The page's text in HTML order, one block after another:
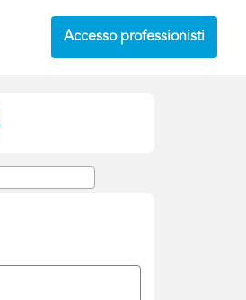
Accesso professionisti